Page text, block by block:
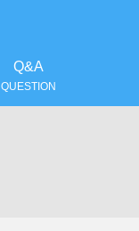
Q&A
QUESTION